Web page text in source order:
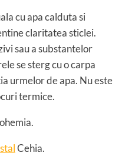
cu apa calduta si
claritatea sticlei.
sau a substantelor
se sterg cu o carpa
urmelor de apa. Nu este
termice.
Cehia.